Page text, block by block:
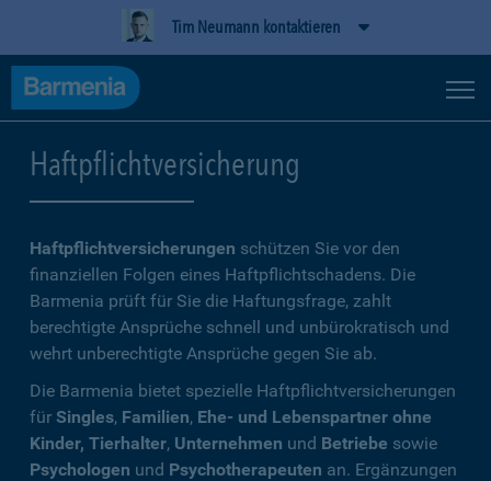
Tim Neumann kontaktieren
Haftpflichtversicherung
Haftpflichtversicherungen schützen Sie vor den
finanziellen Folgen eines Haftpflichtschadens. Die
Barmenia prüft für Sie die Haftungsfrage, zahlt
berechtigte Ansprüche schnell und unbürokratisch und
wehrt unberechtigte Ansprüche gegen Sie ab.
Die Barmenia bietet spezielle Haftpflichtversicherungen
für Singles, Familien, Ehe- und Lebenspartner ohne
Kinder, Tierhalter, Unternehmen und Betriebe sowie
Psychologen und Psychotherapeuten an. Ergänzungen